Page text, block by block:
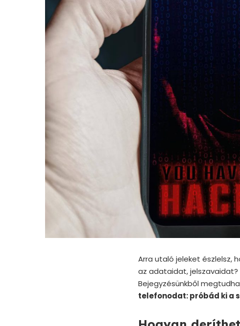
Arra utaló jeleket észlelsz,
az adataidat,
Bejegyzésünkből
telefonodat: próbád ki a